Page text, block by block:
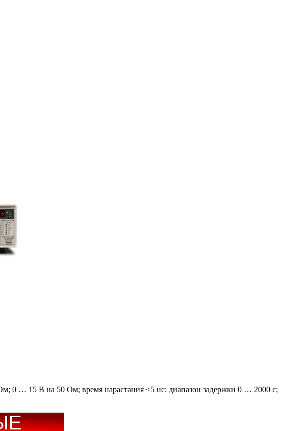
0 … 15 В на 50 Ом; время нарастания <5 нс; диапазон задержки 0 … 2000 с;